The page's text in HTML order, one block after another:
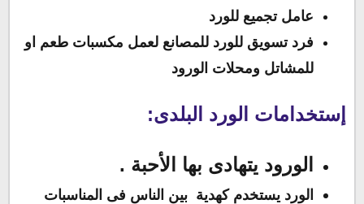
عامل تجميع للورد
فرد تسويق للورد للمصانع لعمل مكسبات طعم او
للمشاتل ومحلات الورود
إستخدامات الورد البلدى:
الورود يتهادى بها الأحبة .
الورد يستخدم كهدية بين الناس فى المناسبات